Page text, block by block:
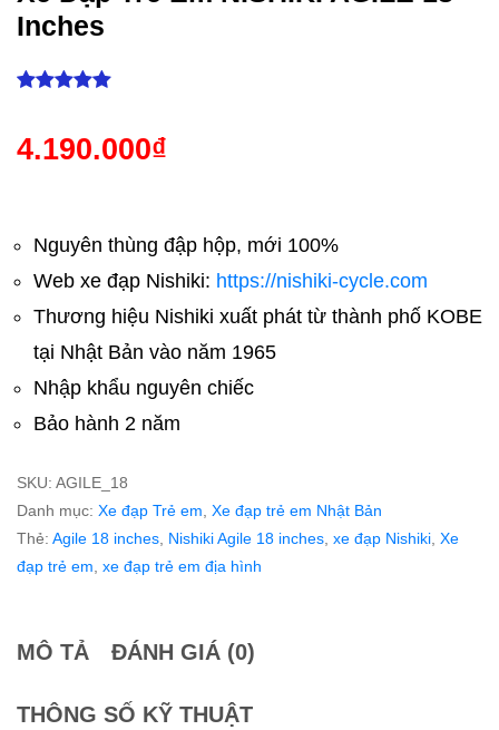
1965
Inches
4.190.000₫
Nguyên thùng đập hộp, mới 100%
Web xe đạp Nishiki: https://nishiki-cycle.com
Thương hiệu Nishiki xuất phát từ thành phố KOBE
tại Nhật Bản vào năm 1965
Nhập khẩu nguyên chiếc
Bảo hành 2 năm
SKU: AGILE_18
Danh mục: Xe đạp Trẻ em Xe đạp trẻ em Nhật Bản
Thẻ: Agile 18 inches Nishiki Agile 18 inches xe đạp Nishiki Xe
đạp trẻ em xe đạp trẻ em địa hình
MÔ TẢ ĐÁNH GIÁ (0)
THÔNG SỐ KỸ THUẬT